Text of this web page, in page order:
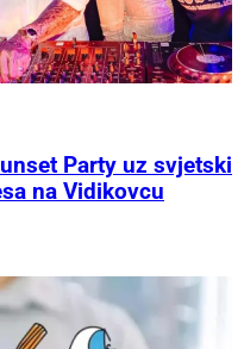
Party uz svjetski
na Vidikovcu